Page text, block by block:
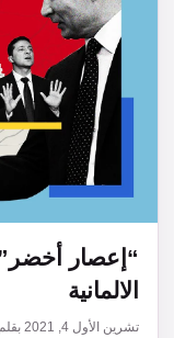
“إعصار أخضر”
الالمانية
تشرين الأول 4, 2021 بقلم